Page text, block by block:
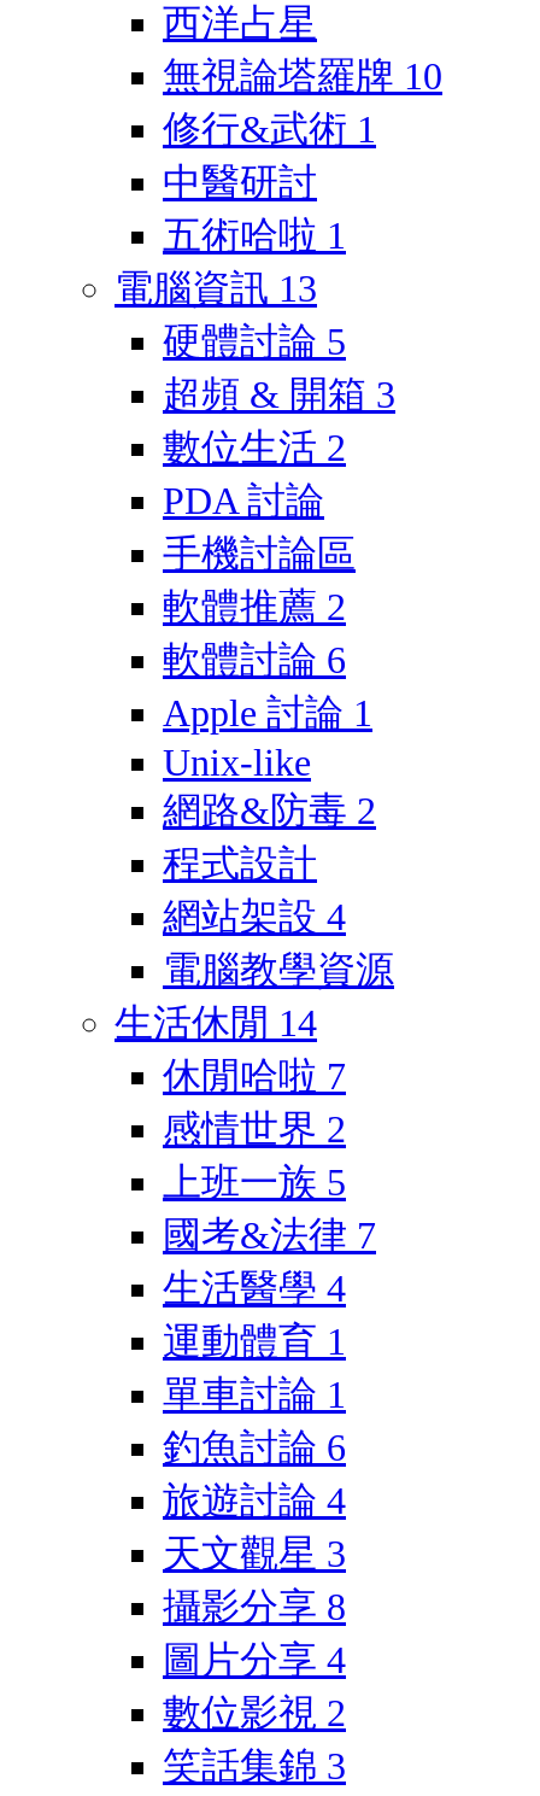
西洋占星
無視論塔羅牌 10
修行&武術 1
中醫研討
五術哈啦 1
電腦資訊 13
硬體討論 5
超頻 & 開箱 3
數位生活 2
PDA 討論
手機討論區
軟體推薦 2
軟體討論 6
Apple 討論 1
Unix-like
網路&防毒 2
程式設計
網站架設 4
電腦教學資源
生活休閒 14
休閒哈啦 7
感情世界 2
上班一族 5
國考&法律 7
生活醫學 4
運動體育 1
單車討論 1
釣魚討論 6
旅遊討論 4
天文觀星 3
攝影分享 8
圖片分享 4
數位影視 2
笑話集錦 3